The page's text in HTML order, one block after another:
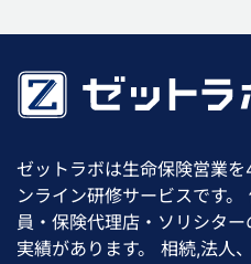
ゼットラボは生命保険営業
ンライン研修サービスです
員・保険代理店・ソリシタ
実績があります。 相続,法人